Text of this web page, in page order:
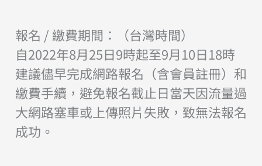
報名 / 繳費期間：（台灣時間）
自2022年8月25日9時起至9月10日18時
建議儘早完成網路報名（含會員註冊）和
繳費手續，避免報名截止日當天因流量過
大網路塞車或上傳照片失敗，致無法報名
成功。